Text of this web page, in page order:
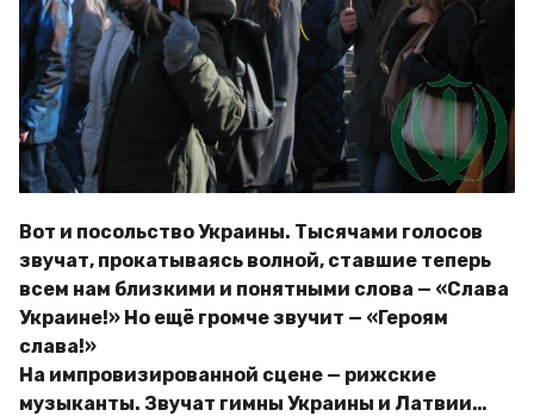
Вот и посольство Украины. Тысячами голосов
звучат, прокатываясь волной, ставшие теперь
всем нам близкими и понятными слова — «Слава
Украине!» Но ещё громче звучит — «Героям
слава!»
На импровизированной сцене — рижские
музыканты. Звучат гимны Украины и Латвии…